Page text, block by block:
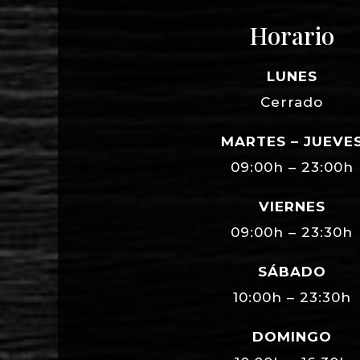
Horario
LUNES
Cerrado
MARTES –
09:00h – 23:00h
VIERNES
09:00h – 23:30h
SÁBADO
10:00h – 23:30h
DOMINGO